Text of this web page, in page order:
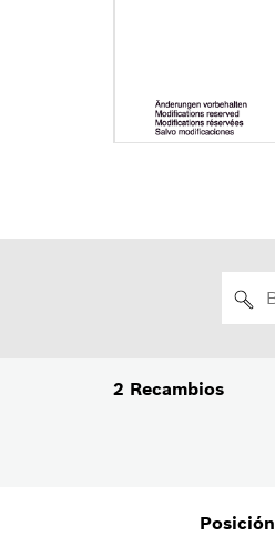
2 Recambios
Posición